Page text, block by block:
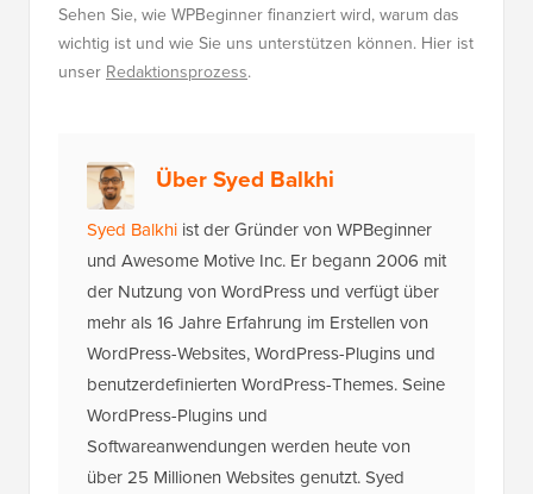
Sehen Sie, wie WPBeginner finanziert wird, warum das
wichtig ist und wie Sie uns unterstützen können. Hier ist
unser Redaktionsprozess.
Über Syed Balkhi
Syed Balkhi ist der Gründer von WPBeginner
und Awesome Motive Inc. Er begann 2006 mit
der Nutzung von WordPress und verfügt über
mehr als 16 Jahre Erfahrung im Erstellen von
WordPress-Websites, WordPress-Plugins und
benutzerdefinierten WordPress-Themes. Seine
WordPress-Plugins und
Softwareanwendungen werden heute von
über 25 Millionen Websites genutzt. Syed